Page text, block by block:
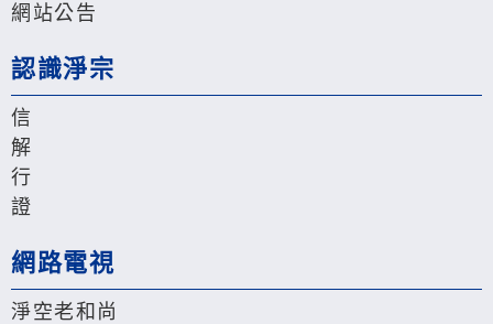
網站公告
認識淨宗
信
解
行
證
網路電視
淨空老和尚